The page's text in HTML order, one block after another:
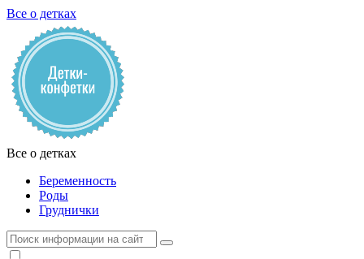
Все о детках
Все о детках
Беременность
Роды
Груднички